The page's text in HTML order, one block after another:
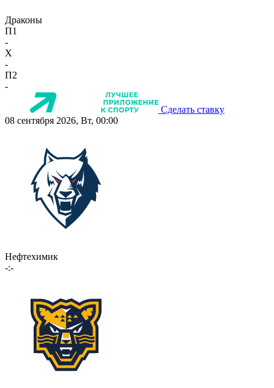
Драконы
П1
-
X
-
П2
-
Сделать ставку
08 сентября 2026, Вт, 00:00
Нефтехимик
-:-